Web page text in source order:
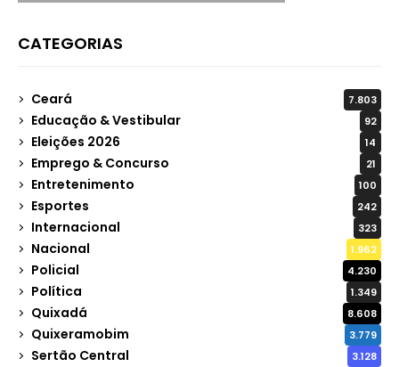
CATEGORIAS
Ceará 7.803
Educação & Vestibular 92
Eleições 2026 14
Emprego & Concurso 21
Entretenimento 100
Esportes 242
Internacional 323
Nacional 1.962
Policial 4.230
Política 1.349
Quixadá 8.608
Quixeramobim 3.779
Sertão Central 3.128